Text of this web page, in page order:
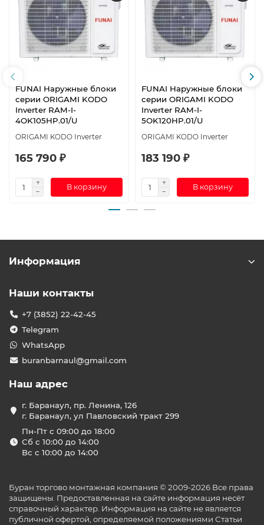
FUNAI Наружные блоки
серии ORIGAMI KODO
Inverter RAM-I-
4OK105HP.01/U
ORIGAMI KODO Inverter
165 790 ₽
В корзину
FUNAI Наружные блоки
серии ORIGAMI KODO
Inverter RAM-I-
5OK120HP.01/U
ORIGAMI KODO Inverter
183 190 ₽
В корзину
Информация
Наши контакты
+7 (3852) 22-42-45
Telegram
WhatsApp
buranbarnaul@gmail.com
Наш адрес
г. Баранаул, пр. Ленина, 126
г. Баранаул, ул Павловский тракт 299
Пн-Пт с 09:00 до 18:00
Сб с 10:00 до 14:00
Вс с 10:00 до 14:00
Буран торгово монтажная компания © 2009-2026 Все права
защищены. Предоставленная на сайте информация несёт
справочный характер. Информация на сайте не является
публичной офертой, определяемой положениями Статьи